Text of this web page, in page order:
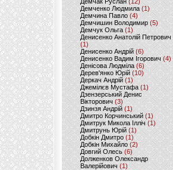
Демченко Людмила (1)
Демчина Павло (4)
Демчишин Володимир (5)
Демчук Ольга(1)
Денисенко Анатолій Петрович
(1)
Денисенко Андрій (6)
Денисенко Вадим Ігорович (4)
Денісова Людміла(6)
Дерев'янко Юрій(10)
Деркач Андрій(1)
Джемілєв Мустафа (1)
Дзензерський Денис
Вікторович (3)
Дзинзя Андрій (1)
Дмитро Корчинський (1)
Дмитрук Микола Ілліч (1)
Дмитрунь Юрій (1)
Добкін Дмитро(1)
Добкін Михайло (2)
Довгий Олесь (6)
Долженков Олександр
Валерійович (1)